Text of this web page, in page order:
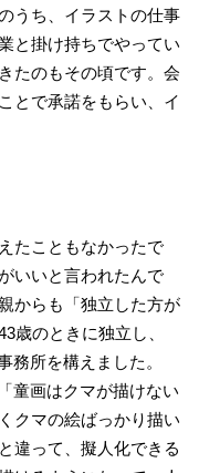
うち、イラストの仕事
と掛け持ちでやってい
たのもその頃です。会
とで承諾をもらい、イ
たこともなかったで
いいと言われたんで
からも「独立した方が
歳のときに独立し、
務所を構えました。
童画はクマが描けない
クマの絵ばっかり描い
違って、擬人化できる